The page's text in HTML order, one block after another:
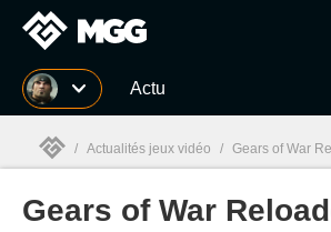
MGG Actu
MGG
/ Actualités jeux vidéo / Gears of War
Gears of War